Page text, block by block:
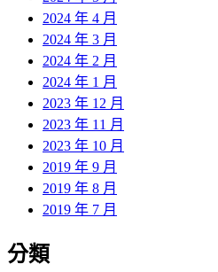
2024 年 4 月
2024 年 3 月
2024 年 2 月
2024 年 1 月
2023 年 12 月
2023 年 11 月
2023 年 10 月
2019 年 9 月
2019 年 8 月
2019 年 7 月
分類